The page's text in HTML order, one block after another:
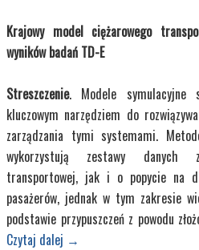
Krajowy model ciężarowego
wyników badań TD-E
Streszczenie. Modele symulacyjne
kluczowym narzędziem do
zarządzania tymi systemami.
wykorzystują zestawy danych
transportowej, jak i o popycie na
pasażerów, jednak w tym zakresie
podstawie przypuszczeń z powodu
Czytaj dalej →